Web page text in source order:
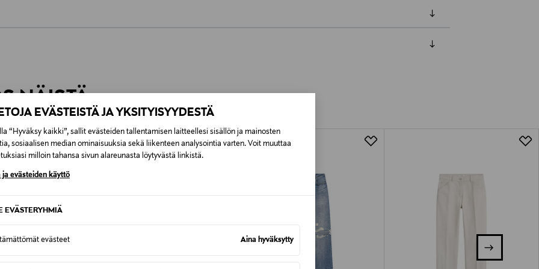
EVÄSTEISTÄ JA YKSITYISYYDESTÄ
“Hyväksy kaikki”, sallit evästeiden tallentamisen laitteellesi sisällön ja mainosten
sosiaalisen median ominaisuuksia sekä liikenteen analysointia varten. Voit muuttaa
milloin tahansa sivun alareunasta löytyvästä linkistä.
ja evästeiden käyttö
EVÄSTERYHMIÄ
evästeet Aina hyväksytty
Alk. 6,90 €, kun toimitus on saatavilla valittuun osoitteeseen.
NÄISTÄ